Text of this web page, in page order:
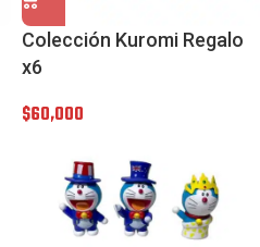
Colección Kuromi Regalo
x6
$60,000